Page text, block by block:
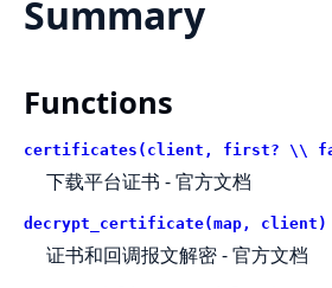
Summary
Functions
certificates(client, first? \\
下载平台证书 -官方文档
decrypt_certificate(map, client)
证书和回调报文解密 -官方文档